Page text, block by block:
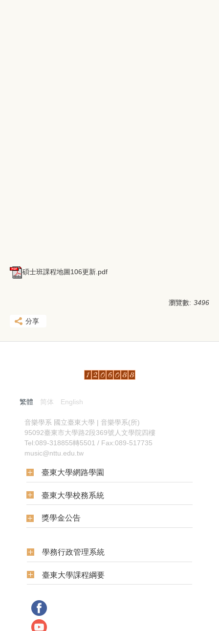
碩士班課程地圖106更新.pdf
瀏覽數: 3496
分享
繁體 简体
English
音樂學系 國立臺東大學 | 音樂學系(所)
95092臺東市大學路2段369號人文學院四樓
Tel:089-318855轉5501 / Fax:089-517735
music@nttu.edu.tw
臺東大學網路學園
臺東大學校務系統
獎學金公告
學務行政管理系統
臺東大學課程綱要